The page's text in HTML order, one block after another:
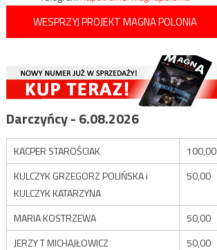
WESPRZYJ PROJEKT MAGNA POLONIA
Darczyńcy - 6.08.2026
KACPER STAROŚCIAK
100,00
KULCZYK GRZEGORZ POLIŃSKA i
KULCZYK KATARZYNA
50,00
MARIA KOSTRZEWA
50,00
JERZY T MICHAJŁOWICZ
50,00